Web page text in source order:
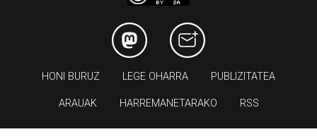
HONI BURUZ LEGE OHARRA PUBLIZITATEA
ARAUAK HARREMANETARAKO RSS